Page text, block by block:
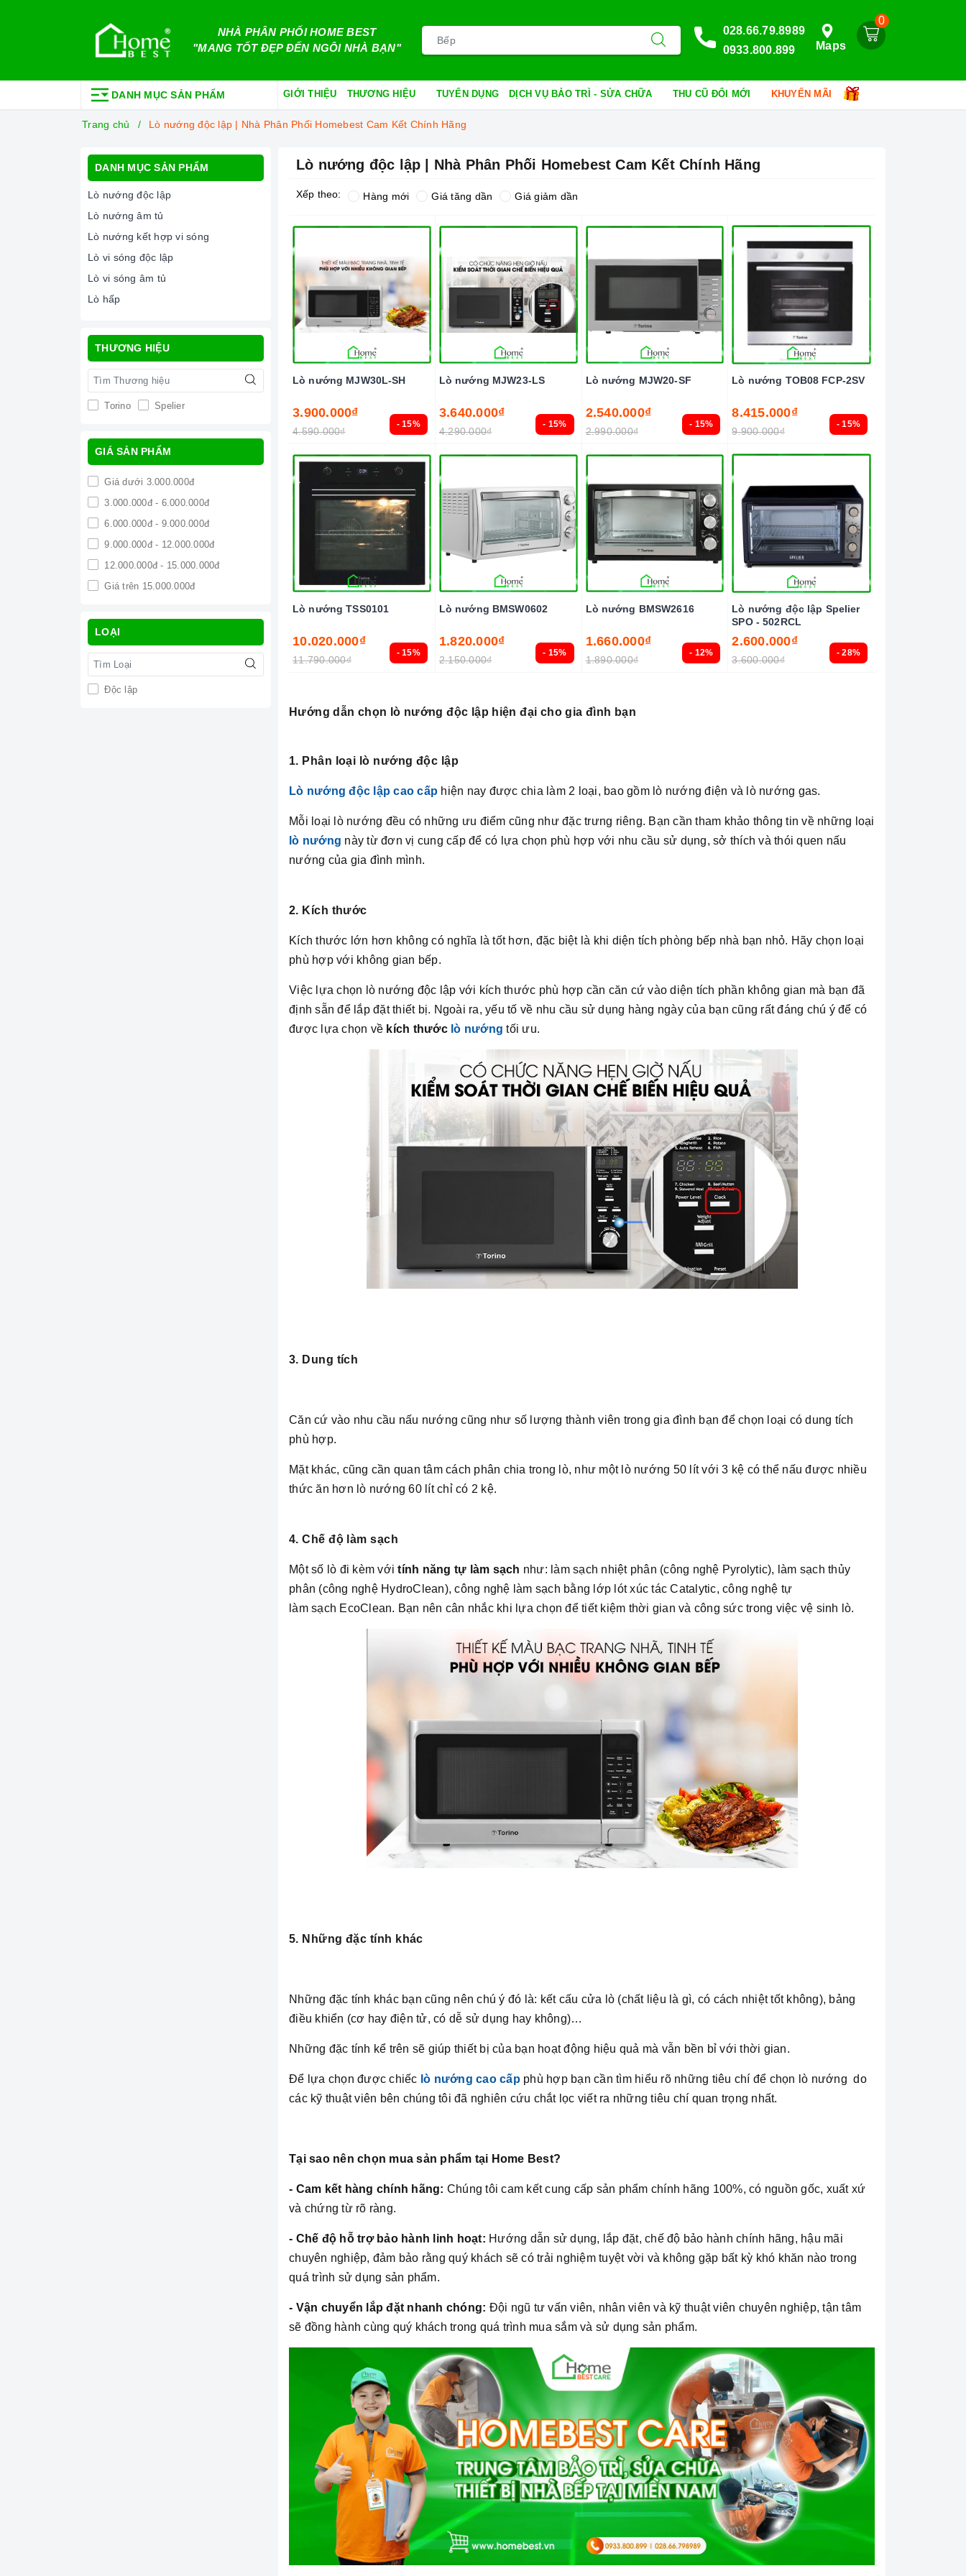
NHÀ PHÂN PHỐI HOME BEST
"MANG TỐT ĐẸP ĐẾN NGÔI NHÀ BẠN"
0
Maps
028.66.79.8989
0933.800.899
DANH MỤC SẢN PHẨM GIỚI THIỆU THƯƠNG HIỆU TUYỂN DỤNG DỊCH VỤ BẢO TRÌ - SỬA CHỮA THU CŨ ĐỔI MỚI KHUYẾN MÃI
Trang chủ Lò nướng độc lập | Nhà Phân Phối Homebest Cam Kết Chính Hãng
DANH MỤC SẢN PHẨM
Lò nướng độc lập
Lò nướng âm tủ
Lò nướng kết hợp vi sóng
Lò vi sóng độc lập
Lò vi sóng âm tủ
Lò hấp
THƯƠNG HIỆU
Torino Spelier
GIÁ SẢN PHẨM
Giá dưới 3.000.000đ
3.000.000đ - 6.000.000đ
6.000.000đ - 9.000.000đ
9.000.000đ - 12.000.000đ
12.000.000đ - 15.000.000đ
Giá trên 15.000.000đ
LOẠI
Độc lập
Lò nướng độc lập | Nhà Phân Phối Homebest Cam Kết Chính Hãng
Xếp theo: Hàng mới Giá tăng dần Giá giảm dần
- 15%
Lò nướng MJW30L-SH
3.900.000₫
4.590.000₫
- 15%
Lò nướng MJW23-LS
3.640.000₫
4.290.000₫
- 15%
Lò nướng MJW20-SF
2.540.000₫
2.990.000₫
- 15%
Lò nướng TOB08 FCP-2SV
8.415.000₫
9.900.000₫
- 15%
Lò nướng TSS0101
10.020.000₫
11.790.000₫
- 15%
Lò nướng BMSW0602
1.820.000₫
2.150.000₫
- 12%
Lò nướng BMSW2616
1.660.000₫
1.890.000₫
- 28%
Lò nướng độc lập Spelier
SPO - 502RCL
2.600.000₫
3.600.000₫
Hướng dẫn chọn lò nướng độc lập hiện đại cho gia đình bạn
1. Phân loại lò nướng độc lập
Lò nướng độc lập cao cấp hiện nay được chia làm 2 loại, bao gồm lò nướng điện và lò nướng gas.
Mỗi loại lò nướng đều có những ưu điểm cũng như đặc trưng riêng. Bạn cần tham khảo thông tin về những loại
lò nướng này từ đơn vị cung cấp để có lựa chọn phù hợp với nhu cầu sử dụng, sở thích và thói quen nấu
nướng của gia đình mình.
2. Kích thước
Kích thước lớn hơn không có nghĩa là tốt hơn, đặc biệt là khi diện tích phòng bếp nhà bạn nhỏ. Hãy chọn loại
phù hợp với không gian bếp.
Việc lựa chọn lò nướng độc lập với kích thước phù hợp cần căn cứ vào diện tích phần không gian mà bạn đã
định sẵn để lắp đặt thiết bị. Ngoài ra, yếu tố về nhu cầu sử dụng hàng ngày của bạn cũng rất đáng chú ý để có
được lựa chọn về kích thước lò nướng tối ưu.
3. Dung tích
Căn cứ vào nhu cầu nấu nướng cũng như số lượng thành viên trong gia đình bạn để chọn loại có dung tích
phù hợp.
Mặt khác, cũng cần quan tâm cách phân chia trong lò, như một lò nướng 50 lít với 3 kệ có thể nấu được nhiều
thức ăn hơn lò nướng 60 lít chỉ có 2 kệ.
4. Chế độ làm sạch
Một số lò đi kèm vớitính năng tự làm sạch như: làm sạch nhiệt phân (công nghệ Pyrolytic), làm sạch thủy
phân (công nghệ HydroClean), công nghệ làm sạch bằng lớp lót xúc tác Catalytic, công nghệ tự
làm sạch EcoClean. Bạn nên cân nhắc khi lựa chọn để tiết kiệm thời gian và công sức trong việc vệ sinh lò.
5. Những đặc tính khác
Những đặc tính khác bạn cũng nên chú ý đó là: kết cấu cửa lò (chất liệu là gì, có cách nhiệt tốt không), bảng
điều khiển (cơ hay điện tử, có dễ sử dụng hay không)…
Những đặc tính kể trên sẽ giúp thiết bị của bạn hoạt động hiệu quả mà vẫn bền bỉ với thời gian.
Để lựa chọn được chiếc lò nướng cao cấpphù hợp bạn cần tìm hiểu rõ những tiêu chí để chọn lò nướng do
các kỹ thuật viên bên chúng tôi đã nghiên cứu chắt lọc viết ra những tiêu chí quan trọng nhất.
Tại sao nên chọn mua sản phẩm tại Home Best?
- Cam kết hàng chính hãng: Chúng tôi cam kết cung cấp sản phẩm chính hãng 100%, có nguồn gốc, xuất xứ
và chứng từ rõ ràng.
- Chế độ hỗ trợ bảo hành linh hoạt: Hướng dẫn sử dụng, lắp đặt, chế độ bảo hành chính hãng, hậu mãi
chuyên nghiệp, đảm bảo rằng quý khách sẽ có trải nghiệm tuyệt vời và không gặp bất kỳ khó khăn nào trong
quá trình sử dụng sản phẩm.
- Vận chuyển lắp đặt nhanh chóng: Đội ngũ tư vấn viên, nhân viên và kỹ thuật viên chuyên nghiệp, tận tâm
sẽ đồng hành cùng quý khách trong quá trình mua sắm và sử dụng sản phẩm.